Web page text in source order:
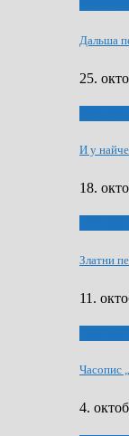
Дальша
25.
И у
18.
Златни
11.
Часопис
4.